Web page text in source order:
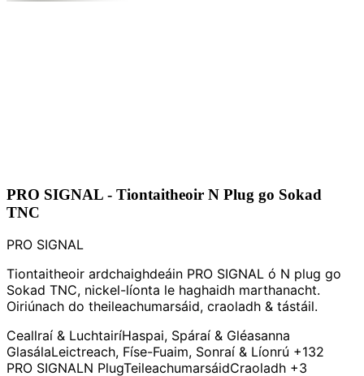
PRO SIGNAL - Tiontaitheoir N Plug go Sokad
TNC
PRO SIGNAL
Tiontaitheoir ardchaighdeáin PRO SIGNAL ó N plug go
Sokad TNC, nickel-líonta le haghaidh marthanacht.
Oiriúnach do theileachumarsáid, craoladh & tástáil.
Ceallraí & LuchtairíHaspai, Spáraí & Gléasanna
GlasálaLeictreach, Físe-Fuaim, Sonraí & Líonrú +132
PRO SIGNALN PlugTeileachumarsáidCraoladh +3